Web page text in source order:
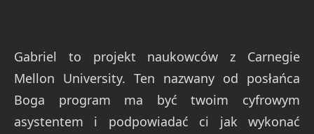
Gabriel to projekt naukowców z Carnegie
Mellon University. Ten nazwany od posłańca
Boga program ma być twoim cyfrowym
asystentem i podpowiadać ci jak wykonać